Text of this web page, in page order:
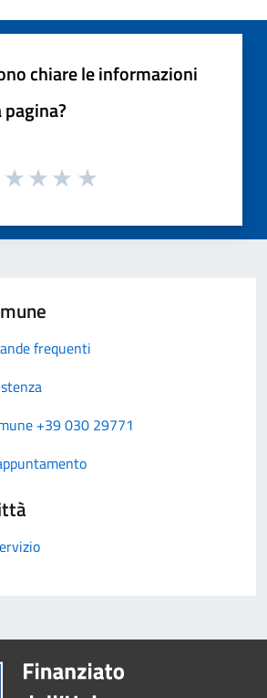
chiare le informazioni
frequenti
+39 030 29771